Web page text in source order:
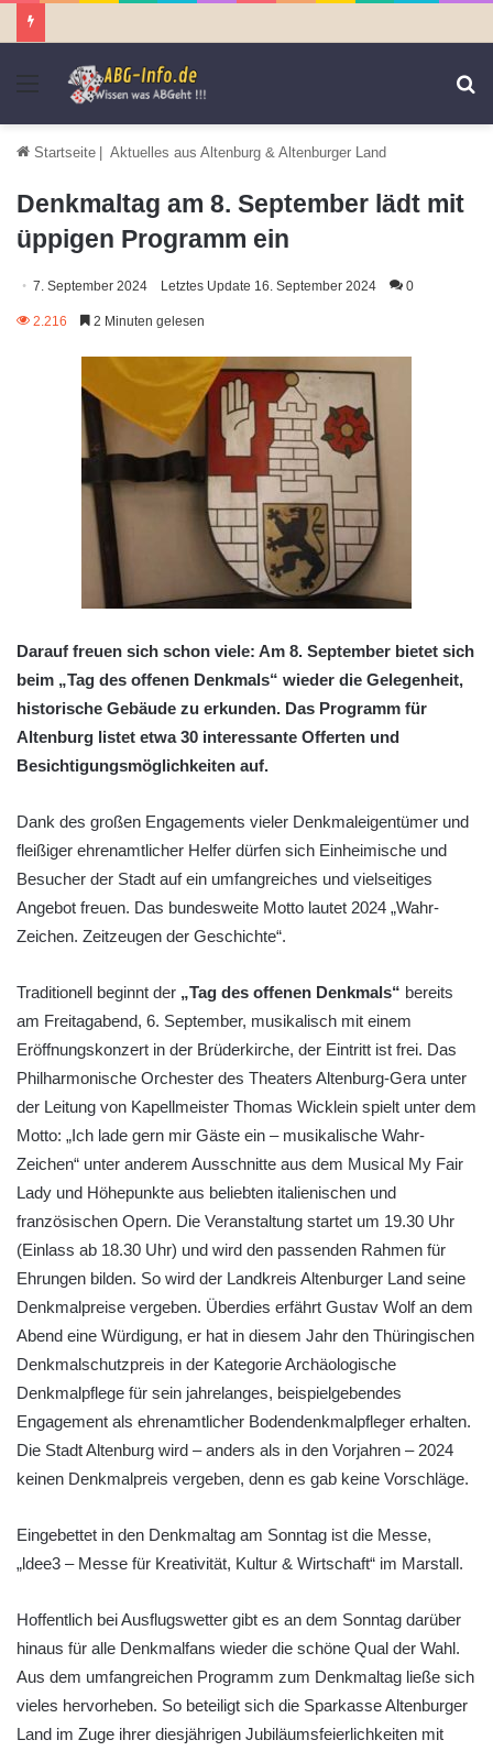
Menü
Startseite | Aktuelles aus Altenburg & Altenburger Land
Denkmaltag am 8. September lädt mit
üppigen Programm ein
7. September 2024 Letztes Update 16. September 2024 0
2.216 2 Minuten gelesen
Darauf freuen sich schon viele: Am 8. September bietet sich
beim „Tag des offenen Denkmals“ wieder die Gelegenheit,
historische Gebäude zu erkunden. Das Programm für
Altenburg listet etwa 30 interessante Offerten und
Besichtigungsmöglichkeiten auf.
Dank des großen Engagements vieler Denkmaleigentümer und
fleißiger ehrenamtlicher Helfer dürfen sich Einheimische und
Besucher der Stadt auf ein umfangreiches und vielseitiges
Angebot freuen. Das bundesweite Motto lautet 2024 „Wahr-
Zeichen. Zeitzeugen der Geschichte“.
Traditionell beginnt der „Tag des offenen Denkmals“ bereits
am Freitagabend, 6. September, musikalisch mit einem
Eröffnungskonzert in der Brüderkirche, der Eintritt ist frei. Das
Philharmonische Orchester des Theaters Altenburg-Gera unter
der Leitung von Kapellmeister Thomas Wicklein spielt unter dem
Motto: „Ich lade gern mir Gäste ein – musikalische Wahr-
Zeichen“ unter anderem Ausschnitte aus dem Musical My Fair
Lady und Höhepunkte aus beliebten italienischen und
französischen Opern. Die Veranstaltung startet um 19.30 Uhr
(Einlass ab 18.30 Uhr) und wird den passenden Rahmen für
Ehrungen bilden. So wird der Landkreis Altenburger Land seine
Denkmalpreise vergeben. Überdies erfährt Gustav Wolf an dem
Abend eine Würdigung, er hat in diesem Jahr den Thüringischen
Denkmalschutzpreis in der Kategorie Archäologische
Denkmalpflege für sein jahrelanges, beispielgebendes
Engagement als ehrenamtlicher Bodendenkmalpfleger erhalten.
Die Stadt Altenburg wird – anders als in den Vorjahren – 2024
keinen Denkmalpreis vergeben, denn es gab keine Vorschläge.
Eingebettet in den Denkmaltag am Sonntag ist die Messe,
„ldee3 – Messe für Kreativität, Kultur & Wirtschaft“ im Marstall.
Hoffentlich bei Ausflugswetter gibt es an dem Sonntag darüber
hinaus für alle Denkmalfans wieder die schöne Qual der Wahl.
Aus dem umfangreichen Programm zum Denkmaltag ließe sich
vieles hervorheben. So beteiligt sich die Sparkasse Altenburger
Land im Zuge ihrer diesjährigen Jubiläumsfeierlichkeiten mit